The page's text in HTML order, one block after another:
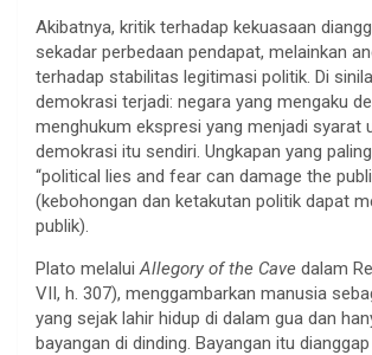
Akibatnya, kritik terhadap kekuasaan
sekadar perbedaan pendapat, melainkan
terhadap stabilitas legitimasi politik. Di
demokrasi terjadi: negara yang mengaku
menghukum ekspresi yang menjadi syarat
demokrasi itu sendiri. Ungkapan yang
“political lies and fear can damage the
(kebohongan dan ketakutan politik dapat
publik).
Plato melaluiAllegory of the Cave dalam
VII, h. 307), menggambarkan manusia
yang sejak lahir hidup di dalam gua dan
bayangan di dinding. Bayangan itu